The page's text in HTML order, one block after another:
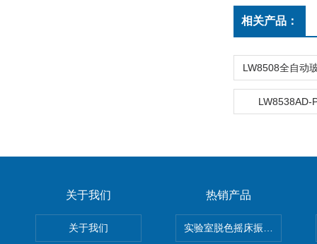
相关产品：
LW8538AD-
关于我们
关于我们
热销产品
实验室脱色摇床振荡器